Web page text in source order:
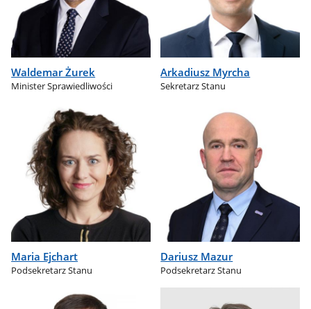
Waldemar Żurek
Minister Sprawiedliwości
Arkadiusz Myrcha
Sekretarz Stanu
Maria Ejchart
Podsekretarz Stanu
Dariusz Mazur
Podsekretarz Stanu